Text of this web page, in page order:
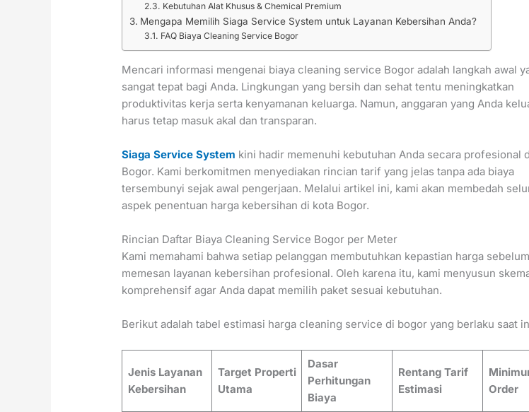
Kebutuhan Alat Khusus & Chemical Premium
Mengapa Memilih Siaga Service System untuk Layanan Kebersihan Anda?
FAQ Biaya Cleaning Service Bogor
Mencari informasi mengenai biaya cleaning service Bogor adalah langkah awal
sangat tepat bagi Anda. Lingkungan yang bersih dan sehat tentu meningkatkan
produktivitas kerja serta kenyamanan keluarga. Namun, anggaran yang Anda
harus tetap masuk akal dan transparan.
Siaga Service System kini hadir memenuhi kebutuhan Anda secara profesional
Bogor. Kami berkomitmen menyediakan rincian tarif yang jelas tanpa ada biaya
tersembunyi sejak awal pengerjaan. Melalui artikel ini, kami akan membedah
aspek penentuan harga kebersihan di kota Bogor.
Rincian Daftar Biaya Cleaning Service Bogor per Meter
Kami memahami bahwa setiap pelanggan membutuhkan kepastian harga sebelum
memesan layanan kebersihan profesional. Oleh karena itu, kami menyusun
komprehensif agar Anda dapat memilih paket sesuai kebutuhan.
Berikut adalah tabel estimasi harga cleaning service di bogor yang berlaku saat
Jenis Layanan
Kebersihan
Target Properti
Utama
Dasar
Perhitungan
Biaya
Rentang Tarif
Estimasi
Order